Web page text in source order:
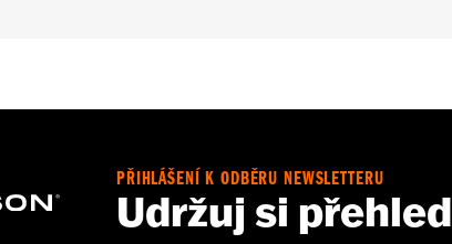
towww.h-d.com/warrantyfor full details
PŘIHLÁŠENÍ K ODBĚRU NEWSLETTERU
Udržuj si přehled